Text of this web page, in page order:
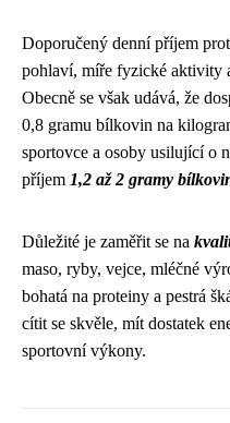
Doporučený denní příjem
pohlaví, míře fyzické aktivity
Obecně se však udává, že
0,8 gramu bílkovin na
sportovce a osoby usilující o
příjem 1,2 až 2 gramy
Důležité je zaměřit se na
maso, ryby, vejce, mléčné
bohatá na proteiny a pestrá
cítit se skvěle, mít dostatek
sportovní výkony.